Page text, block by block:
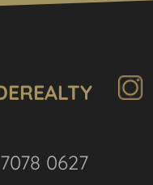
0627